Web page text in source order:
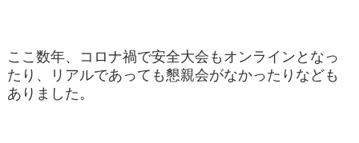
ここ数年、コロナ禍で安全大会もオンラインとなっ
たり、リアルであっても懇親会がなかったりなども
ありました。